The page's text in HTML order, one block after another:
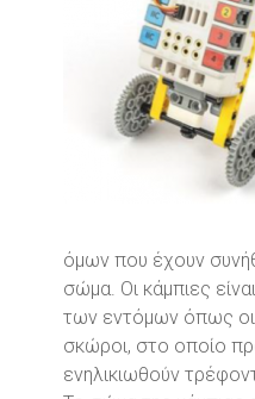
όμων που έχουν
σώμα. Οι κάμπιες
των εντόμων όπως οι
σκώροι, στο οποίο
ενηλικιωθούν